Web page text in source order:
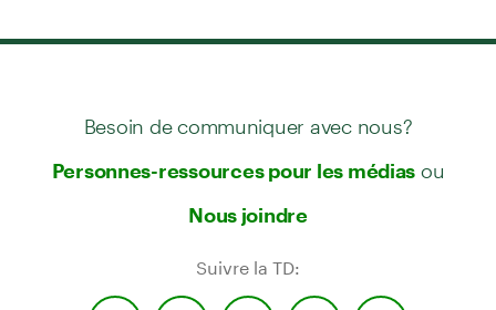
Besoin de communiquer avec nous?
Personnes-ressources pour les médias ou
Nous joindre
Suivre la TD: